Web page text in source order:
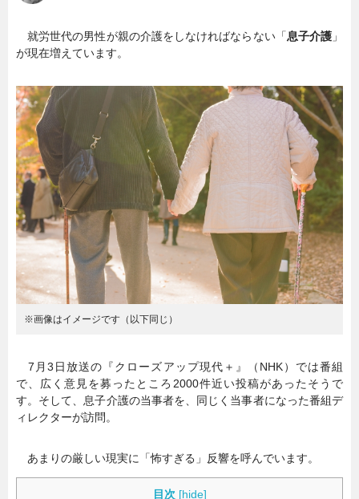
副業 ニュース
スキル
暮らし エンタメ
連載一覧
就労世代の男性が親の介護をしなければならない「息子介護 」
が現在増えています。
※画像はイメージです（以下同じ）
7月3日放送の『クローズアップ現代＋』（NHK）では番組
で、広く意見を募ったところ2000件近い投稿があったそうで
す。そして、息子介護の当事者を、同じく当事者になった番組デ
ィレクターが訪問。
あまりの厳しい現実に「怖すぎる」反響を呼んでいます。
目次 [hide]